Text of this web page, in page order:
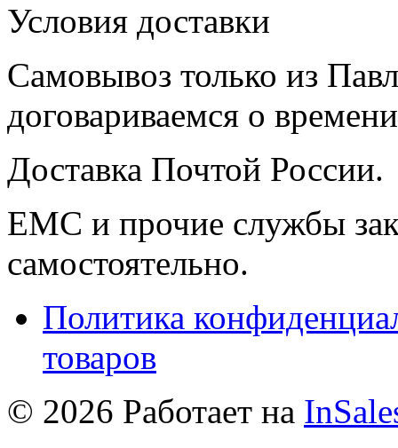
Условия доставки
Самовывоз только из
договариваемся о
Доставка Почтой России.
ЕМС и прочие службы
самостоятельно.
Политика
товаров
© 2026 Работает на